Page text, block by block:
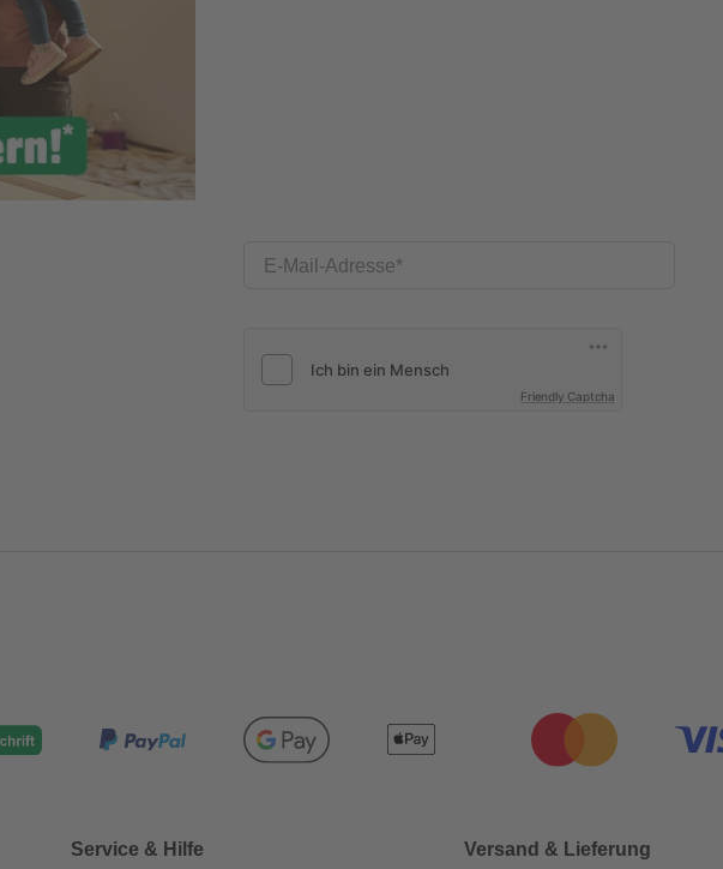
E-Mail-Adresse
Friendly Captcha
Service & Hilfe Versand & Lieferung